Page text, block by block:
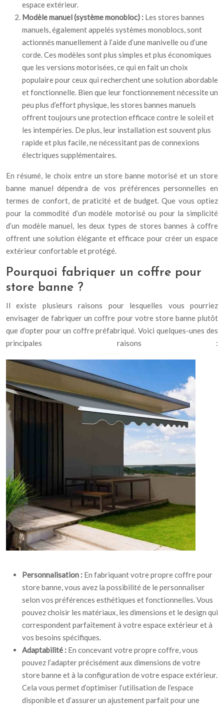
espace extérieur.
Modèle manuel (système monobloc) : Les stores bannes
manuels, également appelés systèmes monoblocs, sont
actionnés manuellement à l’aide d’une manivelle ou d’une
corde. Ces modèles sont plus simples et plus économiques
que les versions motorisées, ce qui en fait un choix
populaire pour ceux qui recherchent une solution abordable
et fonctionnelle. Bien que leur fonctionnement nécessite un
peu plus d’effort physique, les stores bannes manuels
offrent toujours une protection efficace contre le soleil et
les intempéries. De plus, leur installation est souvent plus
rapide et plus facile, ne nécessitant pas de connexions
électriques supplémentaires.
En résumé, le choix entre un store banne motorisé et un store
banne manuel dépendra de vos préférences personnelles en
termes de confort, de praticité et de budget. Que vous optiez
pour la commodité d’un modèle motorisé ou pour la simplicité
d’un modèle manuel, les deux types de stores bannes à coffre
offrent une solution élégante et efficace pour créer un espace
extérieur confortable et protégé.
Pourquoi fabriquer un coffre pour
store banne ?
Il existe plusieurs raisons pour lesquelles vous pourriez
envisager de fabriquer un coffre pour votre store banne plutôt
que d’opter pour un coffre préfabriqué. Voici quelques-unes des
principales raisons :
Personnalisation : En fabriquant votre propre coffre pour
store banne, vous avez la possibilité de le personnaliser
selon vos préférences esthétiques et fonctionnelles. Vous
pouvez choisir les matériaux, les dimensions et le design qui
correspondent parfaitement à votre espace extérieur et à
vos besoins spécifiques.
Adaptabilité : En concevant votre propre coffre, vous
pouvez l’adapter précisément aux dimensions de votre
store banne et à la configuration de votre espace extérieur.
Cela vous permet d’optimiser l’utilisation de l’espace
disponible et d’assurer un ajustement parfait pour une